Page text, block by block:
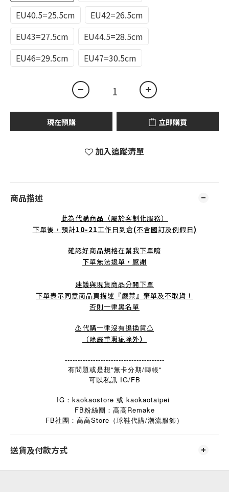
EU40.5=25.5cm
EU42=26.5cm
EU43=27.5cm
EU44.5=28.5cm
EU46=29.5cm
EU47=30.5cm
現在預購 立即購買
加入追蹤清單
商品描述
此為代購商品（屬於客制化服務）
下單後，預計10-21工作日到倉(不含國訂及例假日)
確認好商品規格在幫我下單唷
下單無法退單，感謝
建議與現貨商品分開下單
下單表示同意商品頁描述『嚴禁』棄單及不取貨！
否則一律黑名單
⚠️代購一律沒有退換貨⚠️
（除嚴重瑕疵除外）
---------------------------------------
有問題或是想“無卡分期/轉帳“
可以私訊 IG/FB
IG：kaokaostore 或 kaokaotaipei
FB粉絲團：高高Remake
FB社團：高高Store （球鞋代購/潮流服飾）
送貨及付款方式